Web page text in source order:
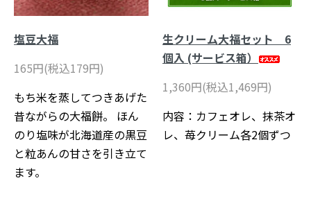
塩豆大福
165円(税込179円)
もち米を蒸してつきあげた
昔ながらの大福餅。 ほん
のり塩味が北海道産の黒豆
と粒あんの甘さを引き立て
ます。
生クリーム大福セット 6
個入 (サービス箱）
1,360円(税込1,469円)
内容：カフェオレ、抹茶オ
レ、苺クリーム各2個ずつ